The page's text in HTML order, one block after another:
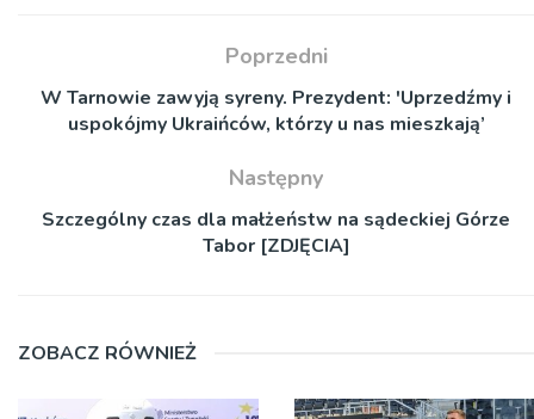
Poprzedni
W Tarnowie zawyją syreny. Prezydent: 'Uprzedźmy i
uspokójmy Ukraińców, którzy u nas mieszkają’
Następny
Szczególny czas dla małżeństw na sądeckiej Górze
Tabor [ZDJĘCIA]
ZOBACZ RÓWNIEŻ